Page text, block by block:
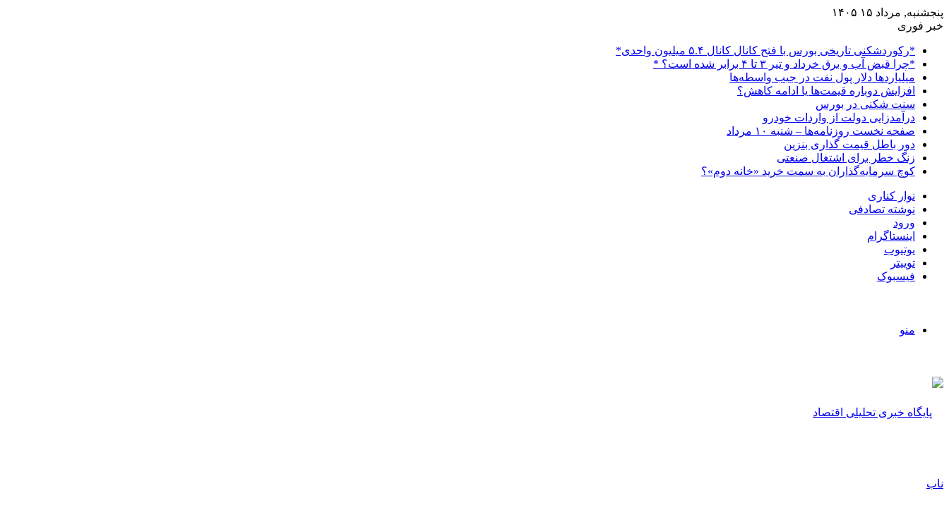
پنجشنبه, مرداد ۱۵ ۱۴۰۵
خبر فوری
*رکوردشکنی تاریخی بورس با فتح کانال کانال ۵.۴ میلیون واحدی*
*چرا قبض آب و برق خرداد و تیر ۳ تا ۴ برابر شده است؟ *
میلیاردها دلار پول نفت در جیب واسطه‌ها
افزایش دوباره قیمت‌ها یا ادامه کاهش؟
سنت شکنی در بورس
درآمدزایی دولت از واردات خودرو
صفحه نخست روزنامه‌ها – شنبه ۱۰ مرداد
دور باطل قیمت گذاری بنزین
زنگ خطر برای اشتغال صنعتی
کوچ سرمایه‌گذاران به سمت خرید «خانه دوم»؟
نوار کناری
نوشته تصادفی
ورود
اینستاگرام
یوتیوب
توییتر
فیسبوک
منو